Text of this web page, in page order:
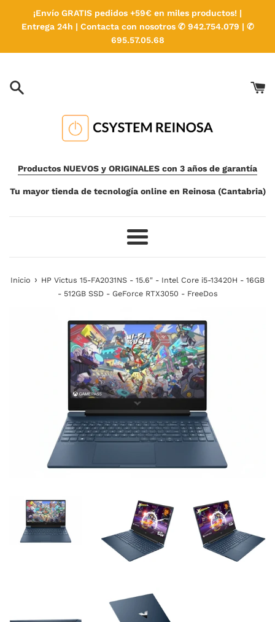
directamente
¡Envío GRATIS pedidos +59€ en miles productos! |
Entrega 24h | Contacta con nosotros ✆ 942.754.079 | ✆
695.57.05.68
Productos NUEVOS y ORIGINALES con 3 años de garantía
Tu mayor tienda de tecnología online en Reinosa (Cantabria)
Más
Inicio › HP Victus 15-FA2031NS - 15.6" - Intel Core i5-13420H - 16GB
- 512GB SSD - GeForce RTX3050 - FreeDos